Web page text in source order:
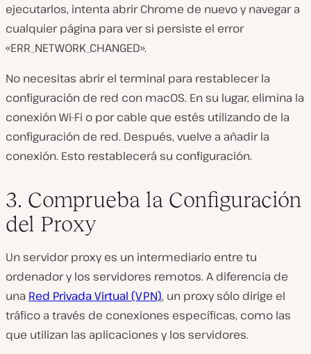
ejecutarlos, intenta abrir Chrome de nuevo y navegar a
cualquier página para ver si persiste el error
«ERR_NETWORK_CHANGED».
No necesitas abrir el terminal para restablecer la
configuración de red con macOS. En su lugar, elimina la
conexión Wi-Fi o por cable que estés utilizando de la
configuración de red. Después, vuelve a añadir la
conexión. Esto restablecerá su configuración.
3. Comprueba la Configuración
del Proxy
Un servidor proxy es un intermediario entre tu
ordenador y los servidores remotos. A diferencia de
una Red Privada Virtual (VPN), un proxy sólo dirige el
tráfico a través de conexiones específicas, como las
que utilizan las aplicaciones y los servidores.